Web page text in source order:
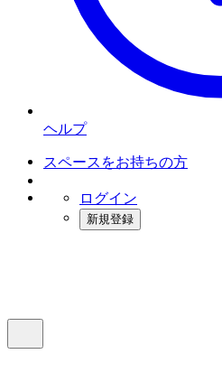
ヘルプ
スペースをお持ちの方
ログイン
新規登録